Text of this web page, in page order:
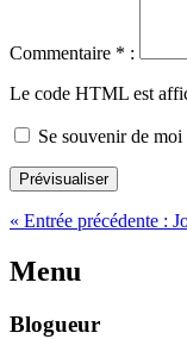
Commentaire * :
Le code HTML est
Se souvenir de
Prévisualiser
« Entrée précédente :
Menu
Blogueur